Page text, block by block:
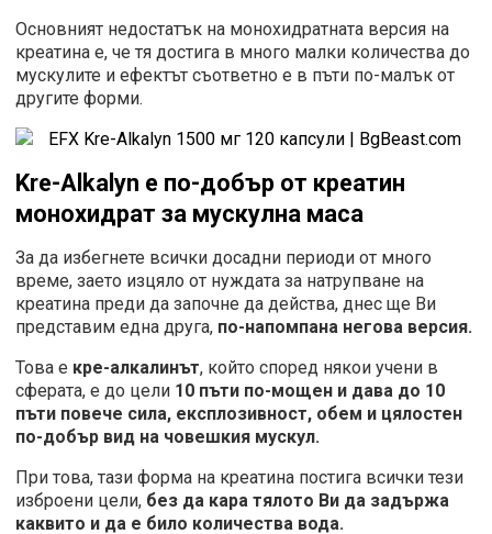
Основният недостатък на монохидратната версия на
креатина е, че тя достига в много малки количества до
мускулите и ефектът съответно е в пъти по-малък от
другите форми.
Kre-Alkalyn е по-добър от креатин
монохидрат за мускулна маса
За да избегнете всички досадни периоди от много
време, заето изцяло от нуждата за натрупване на
креатина преди да започне да действа, днес ще Ви
представим една друга, по-напомпана негова версия.
Това е кре-алкалинът, който според някои учени в
сферата, е до цели 10 пъти по-мощен и дава до 10
пъти повече сила, експлозивност, обем и цялостен
по-добър вид на човешкия мускул.
При това, тази форма на креатина постига всички тези
изброени цели, без да кара тялото Ви да задържа
каквито и да е било количества вода.